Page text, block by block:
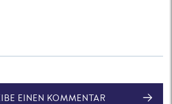
EINEN KOMMENTAR